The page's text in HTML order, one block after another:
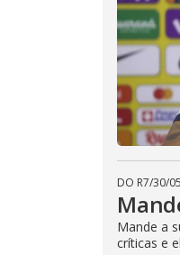
DO R7/30/
Mande a
críticas e